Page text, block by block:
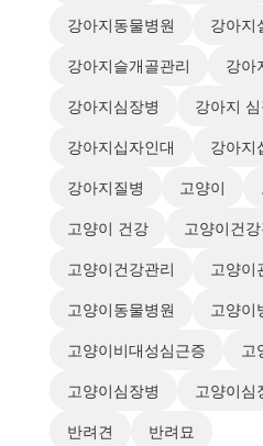
강아지동물병원
강아지
강아지슬개골관리
강아
강아지심장병
강아지
강아지십자인대
강아지
강아지질병
고양이
고양이 건강
고양이건
고양이건강관리
고양이
고양이동물병원
고양이
고양이비대성심근증
고
고양이심장병
고양이심
반려견
반려묘